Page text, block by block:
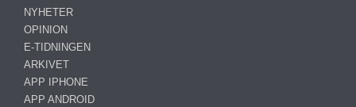
NYHETER
OPINION
E-TIDNINGEN
ARKIVET
APP IPHONE
APP ANDROID